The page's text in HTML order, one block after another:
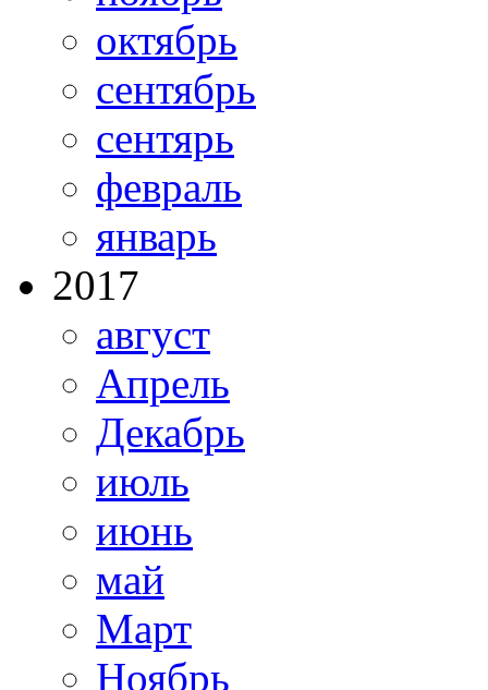
октябрь
сентябрь
сентярь
февраль
январь
2017
август
Апрель
Декабрь
июль
июнь
май
Март
Ноябрь